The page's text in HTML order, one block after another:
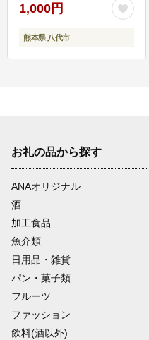
1,000円
熊本県 八代市
お礼の品から探す
ANAオリジナル
酒
加工食品
魚介類
日用品・雑貨
パン・菓子類
フルーツ
ファッション
飲料(酒以外)